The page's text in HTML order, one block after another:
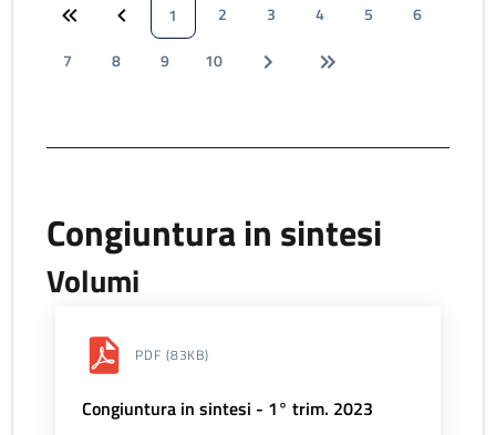
1 2 3 4 5
6
7
8 9 10
Congiuntura in sintesi
Volumi
PDF (83KB)
Congiuntura in sintesi - 1° trim. 2023